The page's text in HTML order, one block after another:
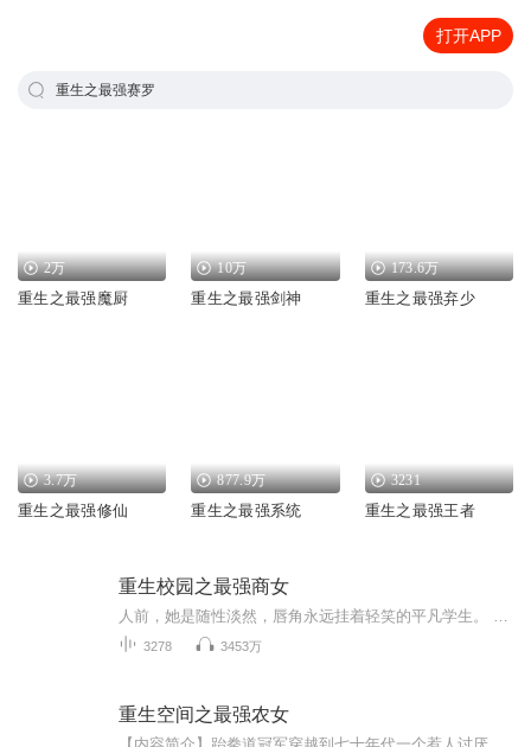
打开APP
重生之最强赛罗
2万
重生之最强魔厨
10万
重生之最强剑神
173.6万
重生之最强弃少
3.7万
重生之最强修仙
877.9万
重生之最强系统
3231
重生之最强王者
重生校园之最强商女
3278 3453万
重生空间之最强农女